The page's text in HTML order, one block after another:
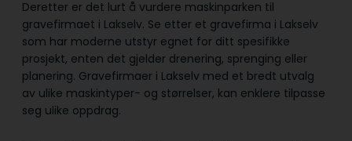
Deretter er det lurt å vurdere maskinparken til
gravefirmaet i Lakselv. Se etter et gravefirma i Lakselv
som har moderne utstyr egnet for ditt spesifikke
prosjekt, enten det gjelder drenering, sprenging eller
planering. Gravefirmaer i Lakselv med et bredt utvalg
av ulike maskintyper- og størrelser, kan enklere tilpasse
seg ulike oppdrag.